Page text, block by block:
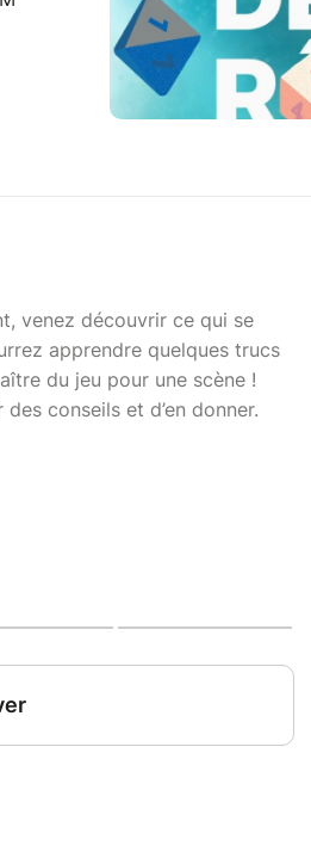
venez découvrir ce qui se
apprendre quelques trucs
du jeu pour une scène !
des conseils et d’en donner.